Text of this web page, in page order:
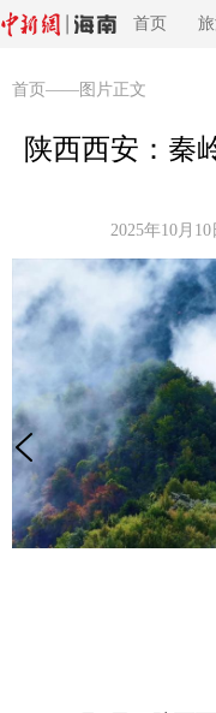
首页
首页 ——图片正文
陕西西安：秦
2025年10月